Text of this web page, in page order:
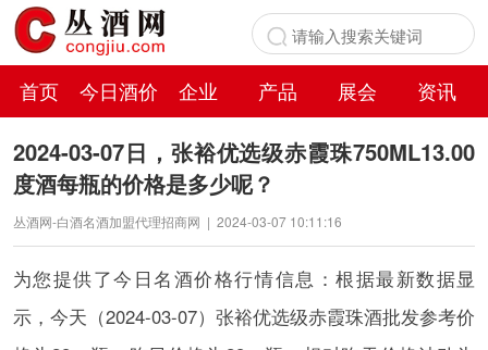
首页 今日酒价 企业 产品 展会
资讯
百科
2024-03-07日，张裕优选级赤霞珠750ML13.00
度酒每瓶的价格是多少呢？
丛酒网-白酒名酒加盟代理招商网 | 2024-03-07 10:11:16
为您提供了今日名酒价格行情信息：根据最新数据显
示，今天（2024-03-07）张裕优选级赤霞珠酒批发参考价